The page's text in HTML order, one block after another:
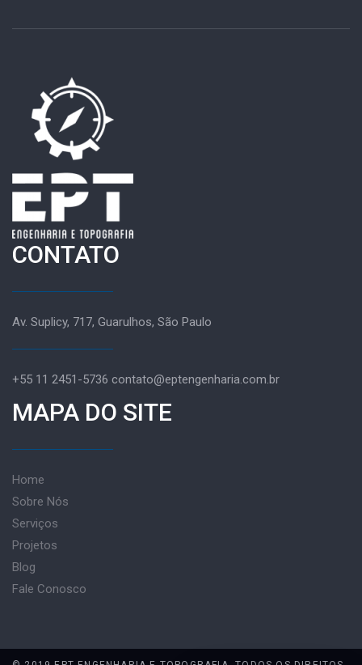
CONTATO
Av. Suplicy, 717, Guarulhos, São Paulo
+55 11 2451-5736 contato@eptengenharia.com.br
MAPA DO SITE
Home
Sobre Nós
Serviços
Projetos
Blog
Fale Conosco